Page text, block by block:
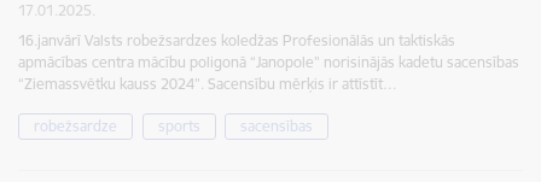
17.01.2025.
16.janvārī Valsts robežsardzes koledžas Profesionālās un taktiskās
apmācības centra mācību poligonā “Janopole” norisinājās kadetu sacensības
“Ziemassvētku kauss 2024”. Sacensību mērķis ir attīstīt…
robežsardze sports sacensības